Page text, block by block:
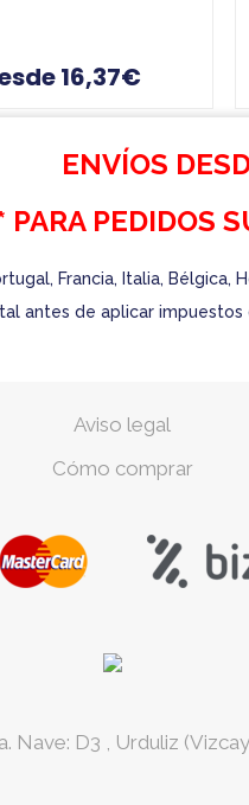
16,37€
ENVÍOS
PARA PEDIDOS
Francia, Italia,
antes de aplicar
Aviso legal
Cómo comprar
Nave: D3
Urduliz